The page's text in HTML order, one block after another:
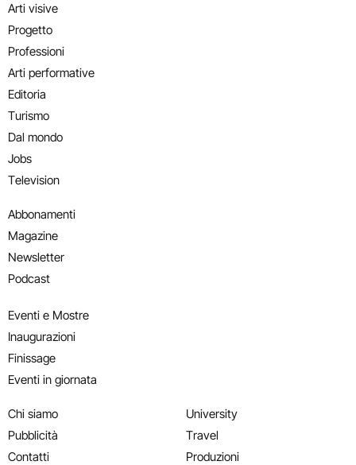
Arti visive
Progetto
Professioni
Arti performative
Editoria
Turismo
Dal mondo
Jobs
Television
Abbonamenti
Magazine
Newsletter
Podcast
Eventi e Mostre
Inaugurazioni
Finissage
Eventi in giornata
Chi siamo
Pubblicità
Contatti
University
Travel
Produzioni